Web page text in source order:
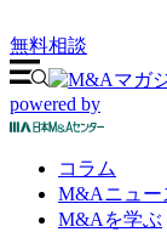
無料相談
powered by
コラム
M&Aニュー
M&Aを学ぶ